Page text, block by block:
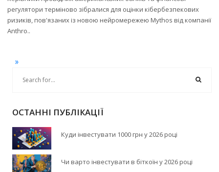
регулятори терміново зібралися для оцінки кібербезпекових
ризиків, пов'язаних із новою нейромережею Mythos від компанії
Anthro..
»
ОСТАННІ ПУБЛІКАЦІЇ
Куди інвестувати 1000 грн у 2026 році
Чи варто інвестувати в біткоїн у 2026 році